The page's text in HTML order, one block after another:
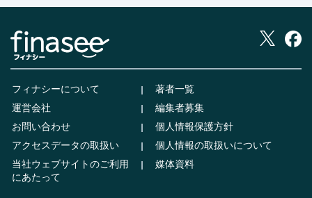
フィナシーについて
著者一覧
運営会社
編集者募集
お問い合わせ
個人情報保護方針
アクセスデータの取扱い
個人情報の取扱いについて
当社ウェブサイトのご利用
にあたって
媒体資料